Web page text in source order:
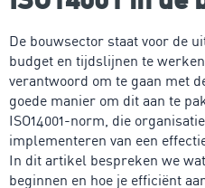
De bouwsector staat voor de
budget en tijdslijnen te
verantwoord om te gaan met
goede manier om dit aan te
ISO14001-norm, die
implementeren van een
In dit artikel bespreken we
beginnen en hoe je efficiënt